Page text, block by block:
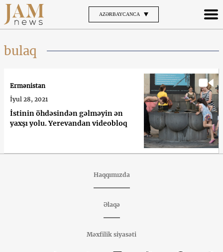
AZƏRBAYCANCA
bulaq
İstinin öhdəsindən gəlməyin ən
yaxşı yolu. Yerevandan videobloq
Ermənistan
İyul 28, 2021
Haqqımızda
Əlaqə
Məxfilik siyasəti